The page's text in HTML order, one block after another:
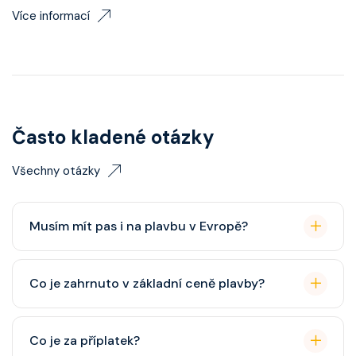
Více informací
Často kladené otázky
Všechny otázky
Musím mít pas i na plavbu v Evropě?
Pas je vždy lepší, ale občanský průkaz pro plavby po
Evropě stačí. Doporučuje se platnost minimálně 6
měsíců po skončení plavby.
Co je zahrnuto v základní ceně plavby?
Ubytování, hlavní restaurace, rautová restaurace,
zábava, show, bazény, vířivky, fitness, základní nápoje
Co je za příplatek?